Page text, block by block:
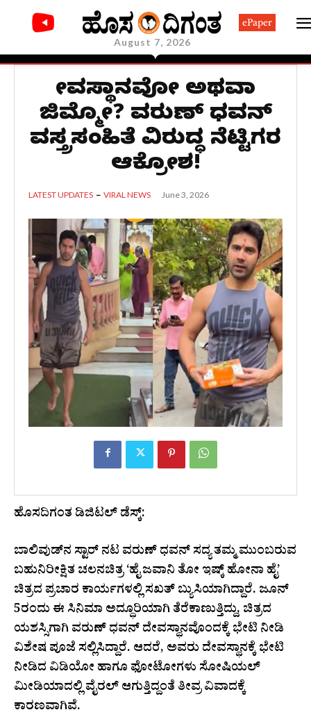
August 7, 2026
ePaper
ದೇವಸ್ಥಾನವೋ ಅಥವಾ
ಜಿಮ್ಮೋ? ವರುಣ್ ಧವನ್
ವಸ್ತ್ರಸಂಹಿತೆ ವಿರುದ್ಧ ನೆಟ್ಟಿಗರ
ಆಕ್ರೋಶ!
LATEST UPDATES VIRAL NEWS June 3, 2026
ಹೊಸದಿಗಂತ ಡಿಜಿಟಲ್ ಡೆಸ್ಕ್:
ಬಾಲಿವುಡ್‌ನ ಸ್ಟಾರ್ ನಟ ವರುಣ್ ಧವನ್ ಸದ್ಯ ತಮ್ಮ ಮುಂಬರುವ
ಬಹುನಿರೀಕ್ಷಿತ ಚಲನಚಿತ್ರ ‘ಹೈ ಜವಾನಿ ತೋ ಇಷ್ಕ್ ಹೋನಾ ಹೈ’
ಚಿತ್ರದ ಪ್ರಚಾರ ಕಾರ್ಯಗಳಲ್ಲಿ ಸಖತ್ ಬ್ಯುಸಿಯಾಗಿದ್ದಾರೆ. ಜೂನ್
5ರಂದು ಈ ಸಿನಿಮಾ ಅದ್ಧೂರಿಯಾಗಿ ತೆರೆಕಾಣುತ್ತಿದ್ದು, ಚಿತ್ರದ
ಯಶಸ್ಸಿಗಾಗಿ ವರುಣ್ ಧವನ್ ದೇವಸ್ಥಾನವೊಂದಕ್ಕೆ ಭೇಟಿ ನೀಡಿ
ವಿಶೇಷ ಪೂಜೆ ಸಲ್ಲಿಸಿದ್ದಾರೆ. ಆದರೆ, ಅವರು ದೇವಸ್ಥಾನಕ್ಕೆ ಭೇಟಿ
ನೀಡಿದ ವಿಡಿಯೋ ಹಾಗೂ ಫೋಟೋಗಳು ಸೋಷಿಯಲ್
ಮೀಡಿಯಾದಲ್ಲಿ ವೈರಲ್ ಆಗುತ್ತಿದ್ದಂತೆ ತೀವ್ರ ವಿವಾದಕ್ಕೆ
ಕಾರಣವಾಗಿವೆ.